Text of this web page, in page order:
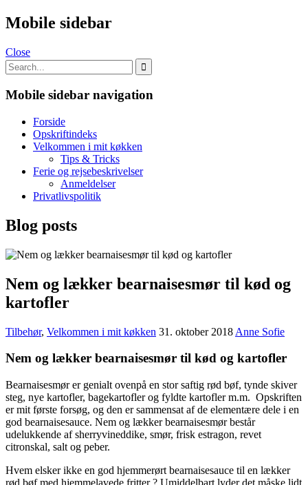
Mobile sidebar
Close
Mobile sidebar navigation
Forside
Opskriftindeks
Velkommen i mit køkken
Tips & Tricks
Ferie og rejsebeskrivelser
Anmeldelser
Privatlivspolitik
Blog posts
Nem og lækker bearnaisesmør til kød og
kartofler
Tilbehør, Velkommen i mit køkken 31. oktober 2018 Anne Sofie
Nem og lækker bearnaisesmør til kød og kartofler
Bearnaisesmør er genialt ovenpå en stor saftig rød bøf, tynde skiver
steg, nye kartofler, bagekartofler og fyldte kartofler m.m. Opskriften
er mit første forsøg, og den er sammensat af de elementære dele i en
god bearnaisesauce. Nem og lækker bearnaisesmør består
udelukkende af sherryvineddike, smør, frisk estragon, revet
citronskal, salt og peber.
Hvem elsker ikke en god hjemmerørt bearnaisesauce til en lækker
rød bøf med hjemmelavede fritter ? Umiddelbart lyder det måske lidt